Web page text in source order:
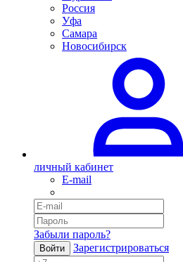
Россия
Уфа
Самара
Новосибирск
личный кабинет
E-mail
Забыли пароль?
Войти Зарегистрироваться